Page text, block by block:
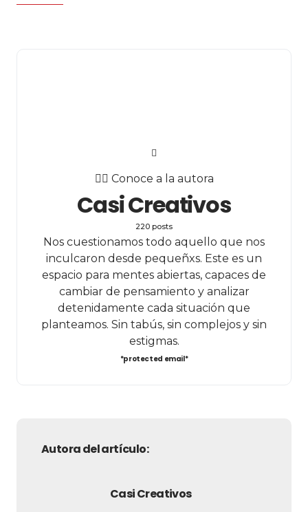
✍🏻 Conoce a la autora
Casi Creativos
220 posts
Nos cuestionamos todo aquello que nos
inculcaron desde pequeñxs. Este es un
espacio para mentes abiertas, capaces de
cambiar de pensamiento y analizar
detenidamente cada situación que
planteamos. Sin tabús, sin complejos y sin
estigmas.
*protected email*
Autora del artículo:
Casi Creativos